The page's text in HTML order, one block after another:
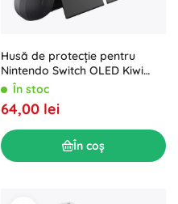
Husă de protecție pentru
Nintendo Switch OLED Kiwi
Home N19 neagră
În stoc
64,00 lei
În coș